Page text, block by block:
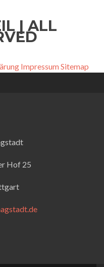
| ALL
ImpressumSitemap
Hof 25